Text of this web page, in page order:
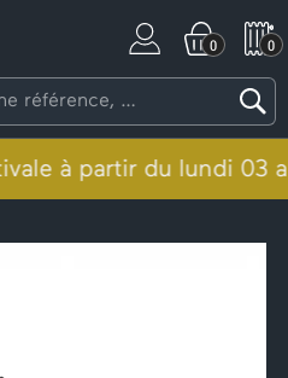
0 0
à partir du lundi 03